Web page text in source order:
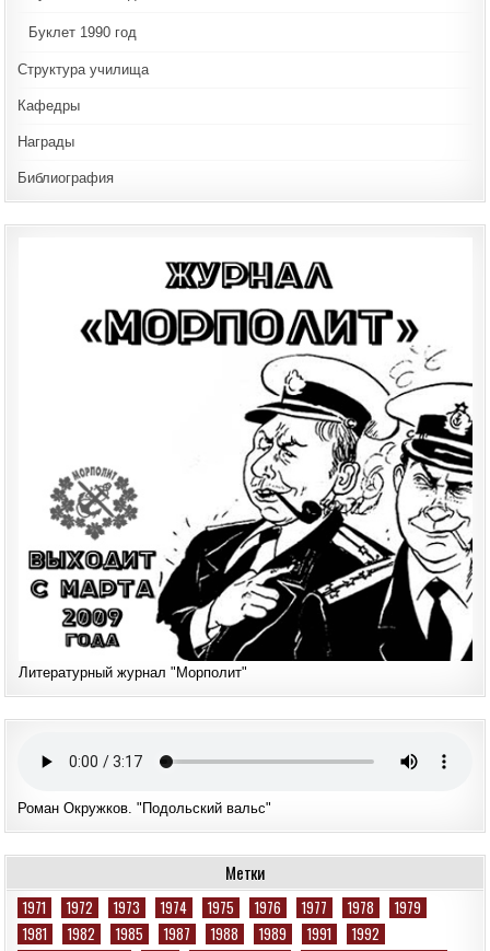
Буклет 1990 год
Структура училища
Кафедры
Награды
Библиография
Литературный журнал "Морполит"
Роман Окружков. "Подольский вальс"
Метки
1971 1972 1973 1974 1975 1976 1977 1978
1979
1981
1982 1985 1987 1988 1989 1991
1992